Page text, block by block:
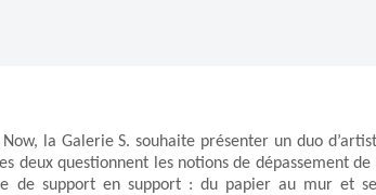
la Galerie S. souhaite présenter un duo
deux questionnent les notions de dépassement
de support en support : du papier au mur et